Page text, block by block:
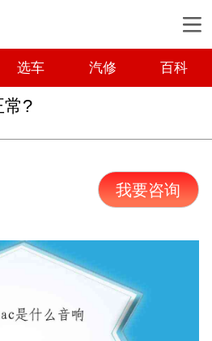
选车 汽修 百科
常?
我要咨询